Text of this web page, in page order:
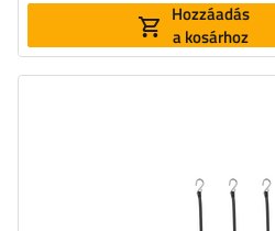
Hozzáadás
a kosárhoz